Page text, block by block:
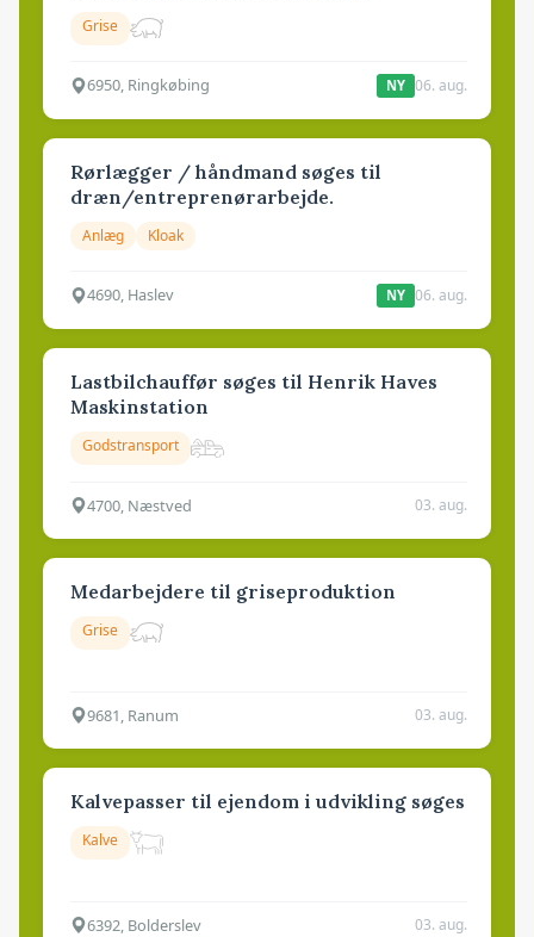
Grise
6950, Ringkøbing NY 06. aug.
Rørlægger / håndmand søges til
dræn/entreprenørarbejde.
Anlæg Kloak
4690, Haslev NY 06. aug.
Lastbilchauffør søges til Henrik Haves
Maskinstation
Godstransport
4700, Næstved 03. aug.
Medarbejdere til griseproduktion
Grise
9681, Ranum 03. aug.
Kalvepasser til ejendom i udvikling søges
Kalve
6392, Bolderslev 03. aug.